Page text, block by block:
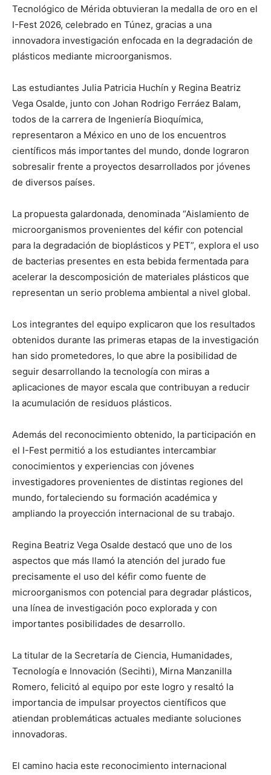
Tecnológico de Mérida obtuvieran la medalla de oro en el
I-Fest 2026, celebrado en Túnez, gracias a una
innovadora investigación enfocada en la degradación de
plásticos mediante microorganismos.
Las estudiantes Julia Patricia Huchín y Regina Beatriz
Vega Osalde, junto con Johan Rodrigo Ferráez Balam,
todos de la carrera de Ingeniería Bioquímica,
representaron a México en uno de los encuentros
científicos más importantes del mundo, donde lograron
sobresalir frente a proyectos desarrollados por jóvenes
de diversos países.
La propuesta galardonada, denominada “Aislamiento de
microorganismos provenientes del kéfir con potencial
para la degradación de bioplásticos y PET”, explora el uso
de bacterias presentes en esta bebida fermentada para
acelerar la descomposición de materiales plásticos que
representan un serio problema ambiental a nivel global.
Los integrantes del equipo explicaron que los resultados
obtenidos durante las primeras etapas de la investigación
han sido prometedores, lo que abre la posibilidad de
seguir desarrollando la tecnología con miras a
aplicaciones de mayor escala que contribuyan a reducir
la acumulación de residuos plásticos.
Además del reconocimiento obtenido, la participación en
el I-Fest permitió a los estudiantes intercambiar
conocimientos y experiencias con jóvenes
investigadores provenientes de distintas regiones del
mundo, fortaleciendo su formación académica y
ampliando la proyección internacional de su trabajo.
Regina Beatriz Vega Osalde destacó que uno de los
aspectos que más llamó la atención del jurado fue
precisamente el uso del kéfir como fuente de
microorganismos con potencial para degradar plásticos,
una línea de investigación poco explorada y con
importantes posibilidades de desarrollo.
La titular de la Secretaría de Ciencia, Humanidades,
Tecnología e Innovación (Secihti), Mirna Manzanilla
Romero, felicitó al equipo por este logro y resaltó la
importancia de impulsar proyectos científicos que
atiendan problemáticas actuales mediante soluciones
innovadoras.
El camino hacia este reconocimiento internacional